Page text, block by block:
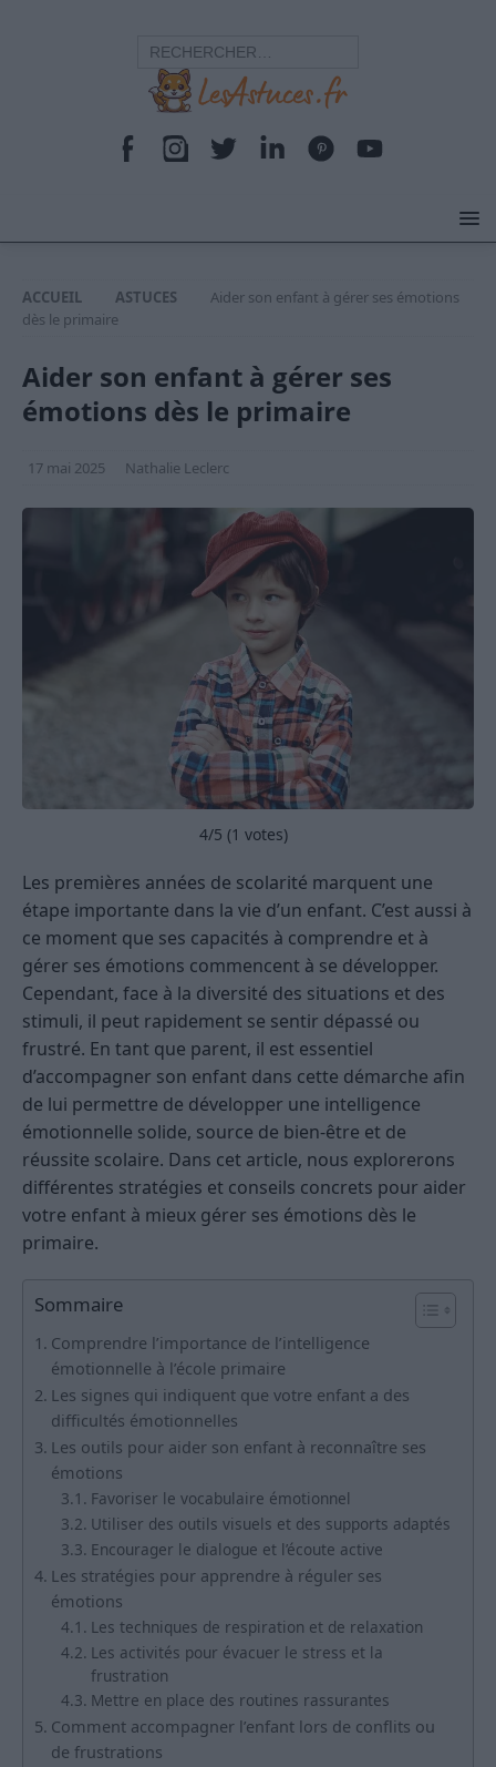
ACCUEIL ASTUCES
Aider son enfant à gérer ses émotions
dès le primaire
Aider son enfant à gérer ses
émotions dès le primaire
17 mai 2025 Nathalie Leclerc
4/5 (1 votes)
Les premières années de scolarité marquent une
étape importante dans la vie d’un enfant. C’est aussi à
ce moment que ses capacités à comprendre et à
gérer ses émotions commencent à se développer.
Cependant, face à la diversité des situations et des
stimuli, il peut rapidement se sentir dépassé ou
frustré. En tant que parent, il est essentiel
d’accompagner son enfant dans cette démarche afin
de lui permettre de développer une intelligence
émotionnelle solide, source de bien-être et de
réussite scolaire. Dans cet article, nous explorerons
différentes stratégies et conseils concrets pour aider
votre enfant à mieux gérer ses émotions dès le
primaire.
Sommaire
Comprendre l’importance de l’intelligence
émotionnelle à l’école primaire
Les signes qui indiquent que votre enfant a des
difficultés émotionnelles
Les outils pour aider son enfant à reconnaître ses
émotions
Favoriser le vocabulaire émotionnel
Utiliser des outils visuels et des supports adaptés
Encourager le dialogue et l’écoute active
Les stratégies pour apprendre à réguler ses
émotions
Les techniques de respiration et de relaxation
Les activités pour évacuer le stress et la
frustration
Mettre en place des routines rassurantes
Comment accompagner l’enfant lors de conflits ou
de frustrations